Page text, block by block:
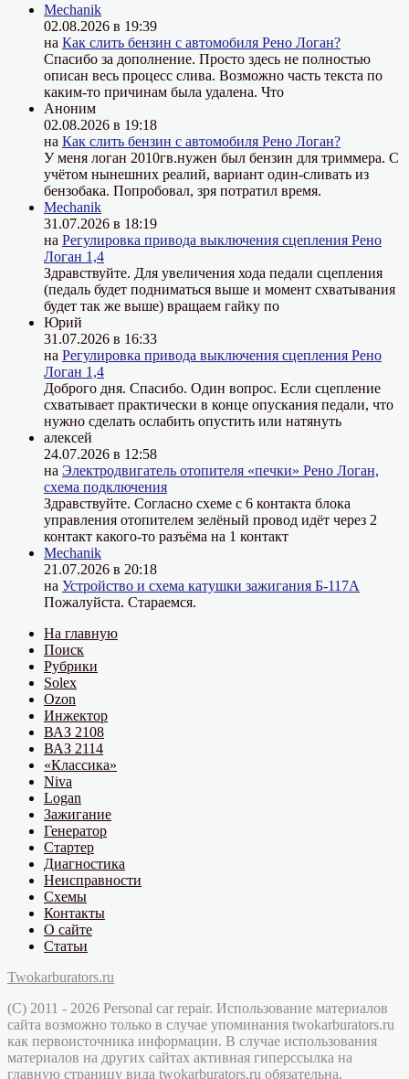
Mechanik
02.08.2026 в 19:39
на Как слить бензин с автомобиля Рено Логан?
Спасибо за дополнение. Просто здесь не полностью
описан весь процесс слива. Возможно часть текста по
каким-то причинам была удалена. Что
Аноним
02.08.2026 в 19:18
на Как слить бензин с автомобиля Рено Логан?
У меня логан 2010гв.нужен был бензин для триммера. С
учётом нынешних реалий, вариант один-сливать из
бензобака. Попробовал, зря потратил время.
Mechanik
31.07.2026 в 18:19
на Регулировка привода выключения сцепления Рено
Логан 1,4
Здравствуйте. Для увеличения хода педали сцепления
(педаль будет подниматься выше и момент схватывания
будет так же выше) вращаем гайку по
Юрий
31.07.2026 в 16:33
на Регулировка привода выключения сцепления Рено
Логан 1,4
Доброго дня. Спасибо. Один вопрос. Если сцепление
схватывает практически в конце опускания педали, что
нужно сделать ослабить опустить или натянуть
алексей
24.07.2026 в 12:58
на Электродвигатель отопителя «печки» Рено Логан,
схема подключения
Здравствуйте. Согласно схеме с 6 контакта блока
управления отопителем зелёный провод идёт через 2
контакт какого-то разъёма на 1 контакт
Mechanik
21.07.2026 в 20:18
на Устройство и схема катушки зажигания Б-117А
Пожалуйста. Стараемся.
На главную
Поиск
Рубрики
Solex
Ozon
Инжектор
ВАЗ 2108
ВАЗ 2114
«Классика»
Niva
Logan
Зажигание
Генератор
Стартер
Диагностика
Неисправности
Схемы
Контакты
О сайте
Статьи
Twokarburators.ru
(C) 2011 - 2026 Personal car repair. Использование материалов
сайта возможно только в случае упоминания twokarburators.ru
как первоисточника информации. В случае использования
материалов на других сайтах активная гиперссылка на
главную страницу вида twokarburators.ru обязательна.